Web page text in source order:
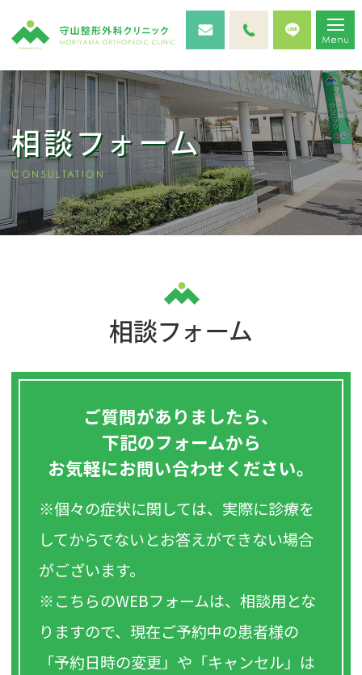
相談フォーム
CONSULTATION
相談フォーム
ご質問がありましたら、
下記のフォームから
お気軽にお問い合わせください。
※個々の症状に関しては、実際に診療を
してからでないとお答えができない場合
がございます。
※こちらのWEBフォームは、相談用とな
りますので、現在ご予約中の患者様の
「予約日時の変更」や「キャンセル」は